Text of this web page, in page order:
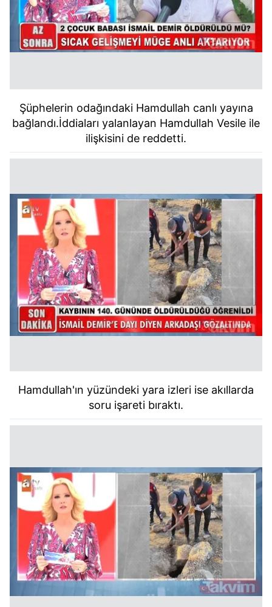
Şüphelerin odağındaki Hamdullah canlı yayına
bağlandı.İddiaları yalanlayan Hamdullah Vesile ile
ilişkisini de reddetti.
Hamdullah'ın yüzündeki yara izleri ise akıllarda
soru işareti bıraktı.